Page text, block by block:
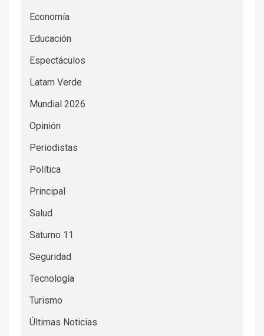
Economía
Educación
Espectáculos
Latam Verde
Mundial 2026
Opinión
Periodistas
Política
Principal
Salud
Saturno 11
Seguridad
Tecnología
Turismo
Últimas Noticias